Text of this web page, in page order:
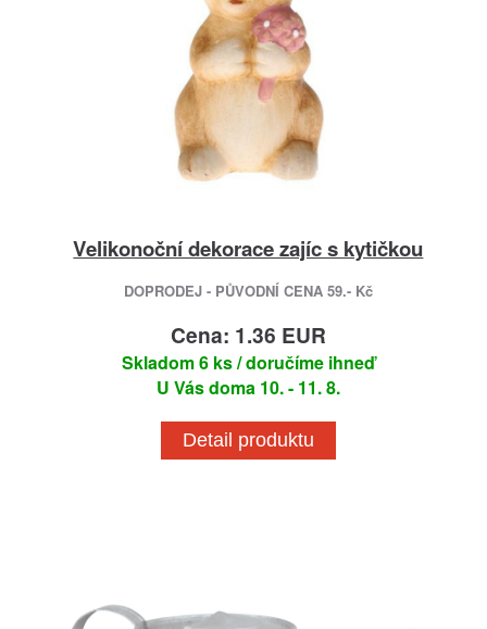
Velikonoční dekorace zajíc s kytičkou
DOPRODEJ - PŮVODNÍ CENA 59.- Kč
Cena: 1.36 EUR
Skladom 6 ks / doručíme ihneď
U Vás doma 10. - 11. 8.
Detail produktu